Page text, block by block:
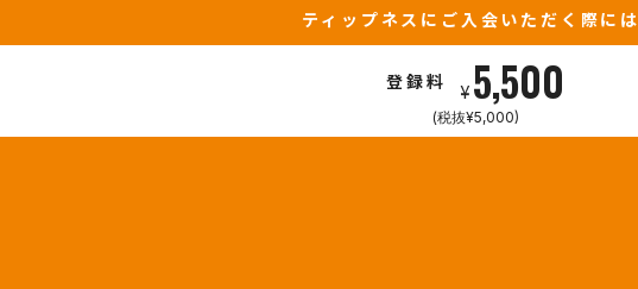
ティップネスにご入会いただく際には
登録料 ¥5,500
(税抜¥5,000)